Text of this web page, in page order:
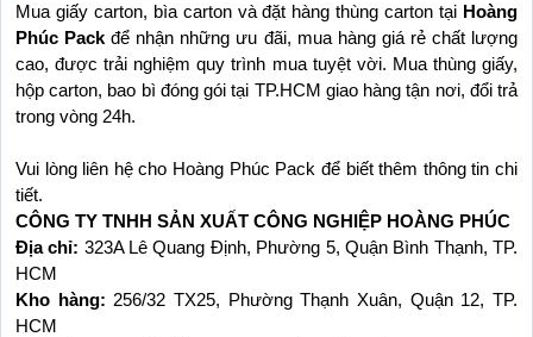
Mua giấy carton, bìa carton và đặt hàng thùng carton tại Hoàng
Phúc Pack để nhận những ưu đãi, mua hàng giá rẻ chất lượng
cao, được trải nghiệm quy trình mua tuyệt vời. Mua thùng giấy,
hộp carton, bao bì đóng gói tại TP.HCM giao hàng tận nơi, đổi trả
trong vòng 24h.
Vui lòng liên hệ cho Hoàng Phúc Pack để biết thêm thông tin chi
tiết.
CÔNG TY TNHH SẢN XUẤT CÔNG NGHIỆP HOÀNG PHÚC
Địa chỉ: 323A Lê Quang Định, Phường 5, Quận Bình Thạnh, TP.
HCM
Kho hàng: 256/32 TX25, Phường Thạnh Xuân, Quận 12, TP.
HCM